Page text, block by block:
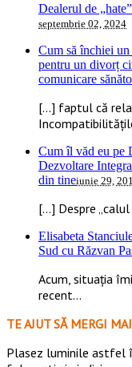
Dealerul de
septembrie 02, 2024
Cum să închiei
pentru un divorț
comunicare
[…] faptul că
Cum îl văd eu pe
Dezvoltare
din tineiunie 29,
[…] Despre
Elisabeta
Sud cu Răzvan
Acum, situația
recent...
TE AJUT SĂ MERGI
​​Plasez luminile astfel